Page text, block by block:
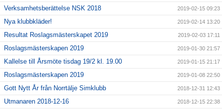
Verksamhetsberättelse NSK 2018 2019-02-15 09:23
Nya klubbkläder! 2019-02-14 13:20
Resultat Roslagsmästerskapet 2019 2019-02-03 17:11
Roslagsmästerskapen 2019 2019-01-30 21:57
Kallelse till Årsmöte tisdag 19/2 kl. 19.00 2019-01-15 21:17
Roslagsmästerskapen 2019 2019-01-08 22:50
Gott Nytt År från Norrtälje Simklubb 2018-12-31 12:43
Utmanaren 2018-12-16 2018-12-15 22:38